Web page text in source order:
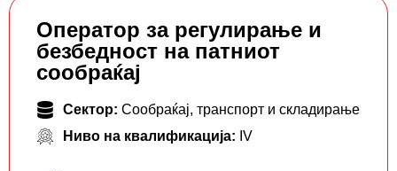
Оператор за регулирање и
безбедност на патниот
сообраќај
Сектор: Сообраќај, транспорт и складирање
Ниво на квалификација: IV